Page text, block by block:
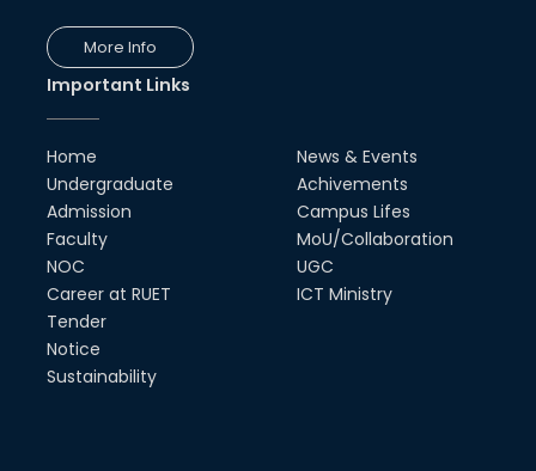
Congratulates ‘Team Crack
Platoon’ for Achieving Success
on the World Stage
22nd Sep, 25
MTE Career Club Execuitve
Committee 2024-2025
More Info
Important Links
Home
Undergraduate
Admission
Faculty
NOC
Career at RUET
Tender
Notice
Sustainability
News & Events
Achivements
Campus Lifes
MoU/Collaboration
UGC
ICT Ministry